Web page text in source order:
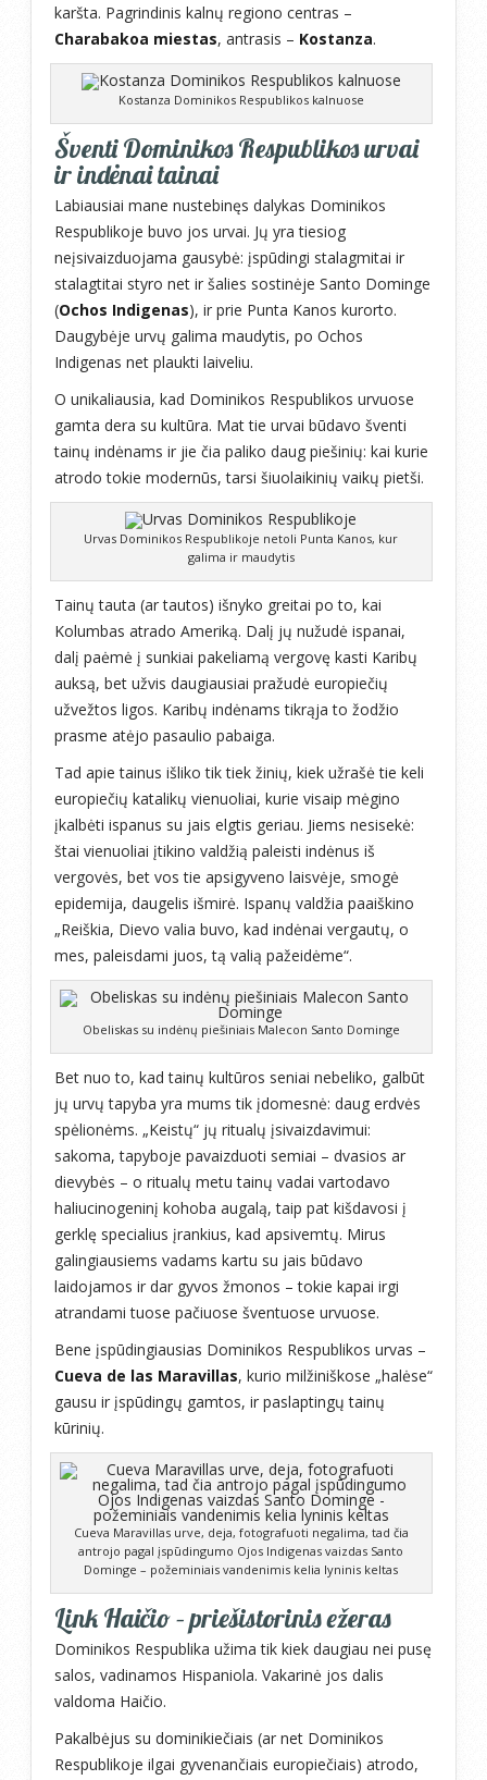
karšta. Pagrindinis kalnų regiono centras –
Charabakoa miestas, antrasis – Kostanza.
Kostanza Dominikos Respublikos kalnuose
Šventi Dominikos Respublikos urvai
ir indėnai tainai
Labiausiai mane nustebinęs dalykas Dominikos
Respublikoje buvo jos urvai. Jų yra tiesiog
neįsivaizduojama gausybė: įspūdingi stalagmitai ir
stalagtitai styro net ir šalies sostinėje Santo Dominge
(Ochos Indigenas), ir prie Punta Kanos kurorto.
Daugybėje urvų galima maudytis, po Ochos
Indigenas net plaukti laiveliu.
O unikaliausia, kad Dominikos Respublikos urvuose
gamta dera su kultūra. Mat tie urvai būdavo šventi
tainų indėnams ir jie čia paliko daug piešinių: kai kurie
atrodo tokie modernūs, tarsi šiuolaikinių vaikų pietši.
Urvas Dominikos Respublikoje netoli Punta Kanos, kur
galima ir maudytis
Tainų tauta (ar tautos) išnyko greitai po to, kai
Kolumbas atrado Ameriką. Dalį jų nužudė ispanai,
dalį paėmė į sunkiai pakeliamą vergovę kasti Karibų
auksą, bet užvis daugiausiai pražudė europiečių
užvežtos ligos. Karibų indėnams tikrąja to žodžio
prasme atėjo pasaulio pabaiga.
Tad apie tainus išliko tik tiek žinių, kiek užrašė tie keli
europiečių katalikų vienuoliai, kurie visaip mėgino
įkalbėti ispanus su jais elgtis geriau. Jiems nesisekė:
štai vienuoliai įtikino valdžią paleisti indėnus iš
vergovės, bet vos tie apsigyveno laisvėje, smogė
epidemija, daugelis išmirė. Ispanų valdžia paaiškino
„Reiškia, Dievo valia buvo, kad indėnai vergautų, o
mes, paleisdami juos, tą valią pažeidėme“.
Obeliskas su indėnų piešiniais Malecon Santo Dominge
Bet nuo to, kad tainų kultūros seniai nebeliko, galbūt
jų urvų tapyba yra mums tik įdomesnė: daug erdvės
spėlionėms. „Keistų“ jų ritualų įsivaizdavimui:
sakoma, tapyboje pavaizduoti semiai – dvasios ar
dievybės – o ritualų metu tainų vadai vartodavo
haliucinogeninį kohoba augalą, taip pat kišdavosi į
gerklę specialius įrankius, kad apsivemtų. Mirus
galingiausiems vadams kartu su jais būdavo
laidojamos ir dar gyvos žmonos – tokie kapai irgi
atrandami tuose pačiuose šventuose urvuose.
Bene įspūdingiausias Dominikos Respublikos urvas –
Cueva de las Maravillas, kurio milžiniškose „halėse“
gausu ir įspūdingų gamtos, ir paslaptingų tainų
kūrinių.
Cueva Maravillas urve, deja, fotografuoti negalima, tad čia
antrojo pagal įspūdingumo Ojos Indigenas vaizdas Santo
Dominge – požeminiais vandenimis kelia lyninis keltas
Link Haičio – priešistorinis ežeras
Dominikos Respublika užima tik kiek daugiau nei pusę
salos, vadinamos Hispaniola. Vakarinė jos dalis
valdoma Haičio.
Pakalbėjus su dominikiečiais (ar net Dominikos
Respublikoje ilgai gyvenančiais europiečiais) atrodo,